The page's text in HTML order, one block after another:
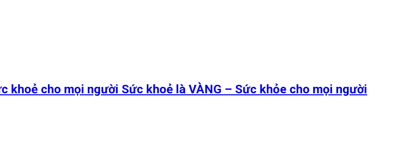
khoẻ cho mọi người Sức khoẻ là VÀNG – Sức khỏe cho mọi người